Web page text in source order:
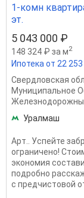
1-комн
эт.
5 043 000 ₽
148 324 ₽ за м2
Ипотека от 22
Свердловская
Муниципальное
Уралмаш
Apт.. Успейте
ограничено!
экономия
подробно
с предчистовой